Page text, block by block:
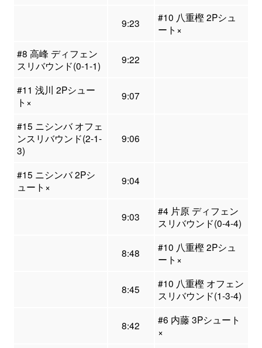
9:23
#10 八重樫 2Pシュ
ート×
#8 高峰 ディフェン
スリバウンド(0-1-1)
9:22
#11 浅川 2Pシュー
ト×
9:07
#15 ニシンバ オフェ
ンスリバウンド(2-1-
3)
9:06
#15 ニシンバ 2Pシ
ュート×
9:04
9:03
#4 片原 ディフェン
スリバウンド(0-4-4)
8:48
#10 八重樫 2Pシュ
ート×
8:45
#10 八重樫 オフェン
スリバウンド(1-3-4)
8:42
#6 内藤 3Pシュート
×